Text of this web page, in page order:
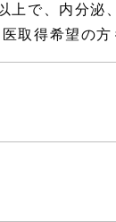
上で、内分泌
取得希望の方